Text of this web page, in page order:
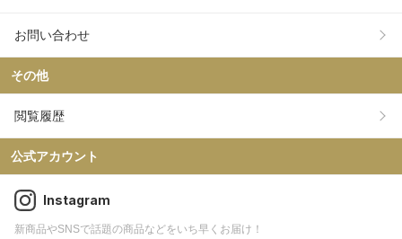
お問い合わせ
その他
閲覧履歴
公式アカウント
Instagram
新商品やSNSで話題の商品などをいち早くお届け！